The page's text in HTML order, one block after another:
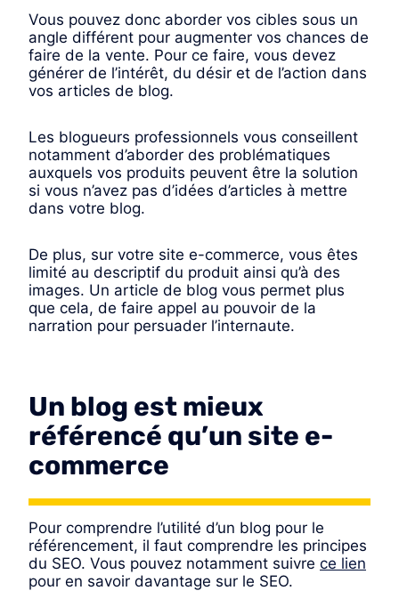
Vous pouvez donc aborder vos cibles sous un
angle différent pour augmenter vos chances de
faire de la vente. Pour ce faire, vous devez
générer de l’intérêt, du désir et de l’action dans
vos articles de blog.
Les blogueurs professionnels vous conseillent
notamment d’aborder des problématiques
auxquels vos produits peuvent être la solution
si vous n’avez pas d’idées d’articles à mettre
dans votre blog.
De plus, sur votre site e-commerce, vous êtes
limité au descriptif du produit ainsi qu’à des
images. Un article de blog vous permet plus
que cela, de faire appel au pouvoir de la
narration pour persuader l’internaute.
Un blog est mieux
référencé qu’un site e-
commerce
Pour comprendre l’utilité d’un blog pour le
référencement, il faut comprendre les principes
du SEO. Vous pouvez notamment suivre ce lien
pour en savoir davantage sur le SEO.